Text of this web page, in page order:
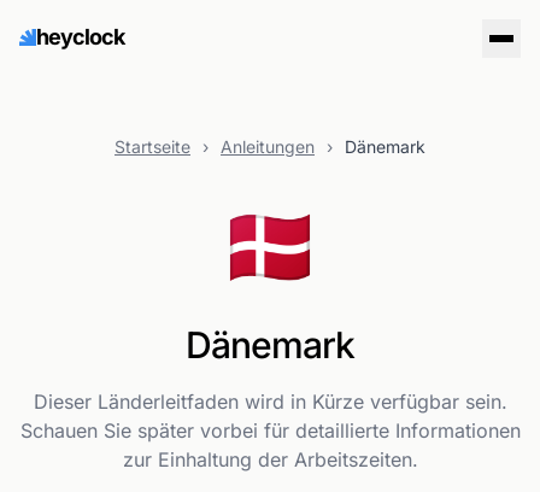
heyclock
Startseite › Anleitungen › Dänemark
🇩🇰
Dänemark
Dieser Länderleitfaden wird in Kürze verfügbar sein.
Schauen Sie später vorbei für detaillierte Informationen
zur Einhaltung der Arbeitszeiten.